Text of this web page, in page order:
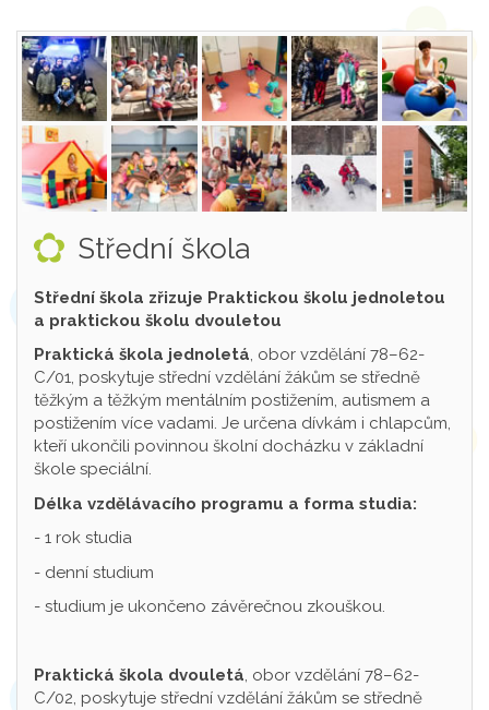
Střední škola
Střední škola zřizuje Praktickou školu jednoletou
a praktickou školu dvouletou
Praktická škola jednoletá, obor vzdělání 78–62-
C/01, poskytuje střední vzdělání žákům se středně
těžkým a těžkým mentálním postižením, autismem a
postižením více vadami. Je určena dívkám i chlapcům,
kteří ukončili povinnou školní docházku v základní
škole speciální.
Délka vzdělávacího programu a forma studia:
- 1 rok studia
- denní studium
- studium je ukončeno závěrečnou zkouškou.
Praktická škola dvouletá, obor vzdělání 78–62-
C/02, poskytuje střední vzdělání žákům se středně